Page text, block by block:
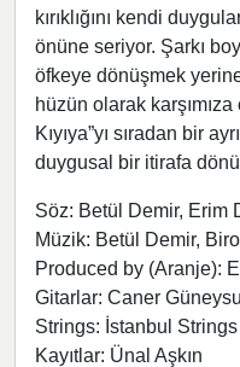
kırıklığını kendi
önüne seriyor. Şarkı
öfkeye dönüşmek
hüzün olarak karşımıza
Kıyıya”yı sıradan bir
duygusal bir itirafa
Söz: Betül Demir, Erim
Müzik: Betül Demir,
Produced by (Aranje):
Gitarlar: Caner Güneysu
Strings: İstanbul Strings
Kayıtlar: Ünal Aşkın